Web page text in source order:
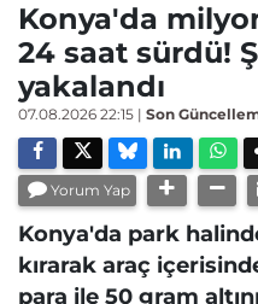
Konya'da
24 saat sürdü!
yakalandı
07.08.2026 22:15 | Son
Yorum Yap
Konya'da park
kırarak araç
para ile 50 gram